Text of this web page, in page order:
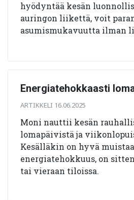
hyödyntää kesän
auringon liikettä, voit
asumismukavuutta ilman
Energiatehokkaasti
ARTIKKELI 16.06.2025
Moni nauttii kesän
lomapäivistä ja
Kesälläkin on hyvä muistaa
energiatehokkuus, on
tai vieraan tiloissa.